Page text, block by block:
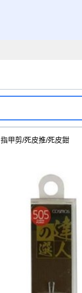
指甲剪/死皮推/死皮鉗